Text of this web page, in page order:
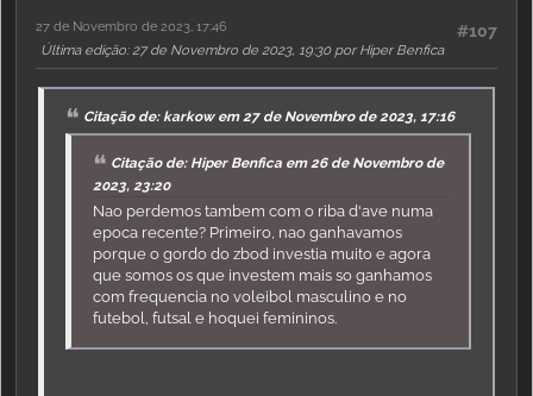
#107
27 de Novembro de 2023, 17:46
Última edição: 27 de Novembro de 2023, 19:30 por Hiper Benfica
Citação de: karkow em 27 de Novembro de 2023, 17:16
Citação de: Hiper Benfica em 26 de Novembro de
2023, 23:20
Nao perdemos tambem com o riba d'ave numa
epoca recente? Primeiro, nao ganhavamos
porque o gordo do zbod investia muito e agora
que somos os que investem mais so ganhamos
com frequencia no voleibol masculino e no
futebol, futsal e hoquei femininos.